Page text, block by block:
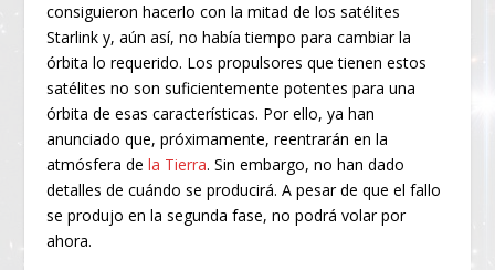
consiguieron hacerlo con la mitad de los satélites
Starlink y, aún así, no había tiempo para cambiar la
órbita lo requerido. Los propulsores que tienen estos
satélites no son suficientemente potentes para una
órbita de esas características. Por ello, ya han
anunciado que, próximamente, reentrarán en la
atmósfera dela Tierra. Sin embargo, no han dado
detalles de cuándo se producirá. A pesar de que el fallo
se produjo en la segunda fase, no podrá volar por
ahora.